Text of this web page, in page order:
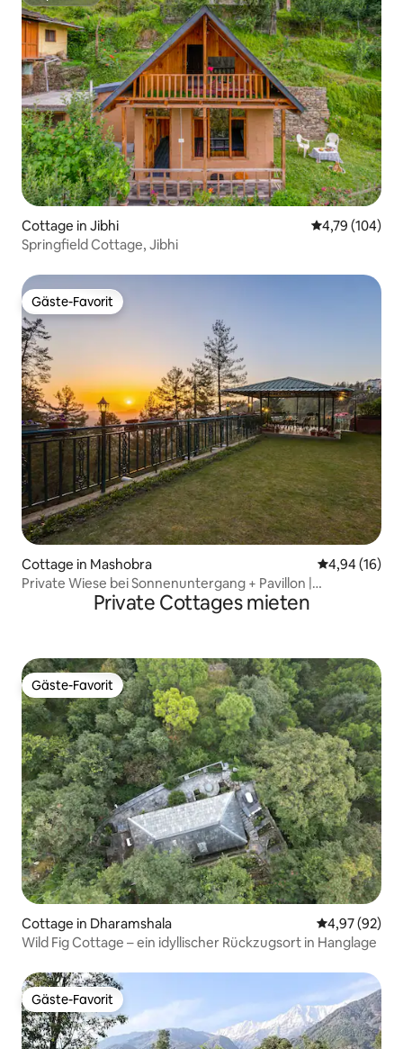
Cottage in Jibhi
4,79 (104)
Springfield Cottage, Jibhi
Gäste-Favorit
Gäste-Favorit
Cottage in Mashobra
4,94 (16)
Private Wiese bei Sonnenuntergang + Pavillon |
Ferienhaus für Familien mit 3 Schlafzimmern
Private Cottages mieten
Gäste-Favorit
Gäste-Favorit
Cottage in Dharamshala
4,97 (92)
Wild Fig Cottage – ein idyllischer Rückzugsort in Hanglage
Gäste-Favorit
Gäste-Favorit